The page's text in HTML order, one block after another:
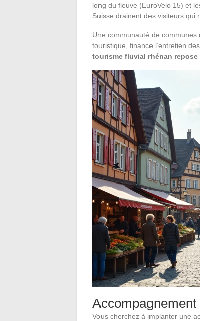
long du fleuve (EuroVelo 15) et
Suisse drainent des visiteurs qui
Une communauté de
touristique, finance l’entretien
tourisme fluvial rhénan
Vous cherchez à implanter une